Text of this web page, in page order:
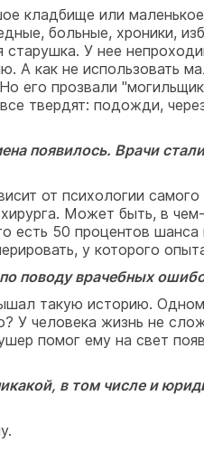
кладбище или
больные, хроники,
У нее
А как не использовать
его прозвали
твердят: подожди,
появилось. Врачи
от психологии
Может быть, в
есть 50 процентов
у которого
поводу врачебных
такую историю.
человека жизнь не
помог ему на свет
в том числе и